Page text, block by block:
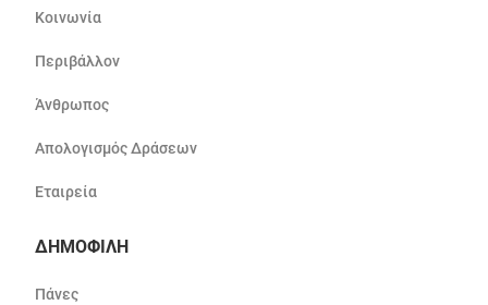
Κοινωνία
Περιβάλλον
Άνθρωπος
Απολογισμός Δράσεων
Εταιρεία
ΔΗΜΟΦΙΛΗ
Πάνες